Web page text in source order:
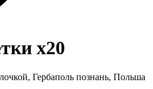
x20
Гербаполь познань, Польша